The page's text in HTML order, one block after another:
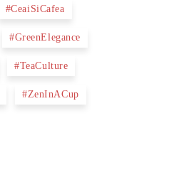
#CeaiSiCafea
#GreenElegance
#TeaCulture
#ZenInACup